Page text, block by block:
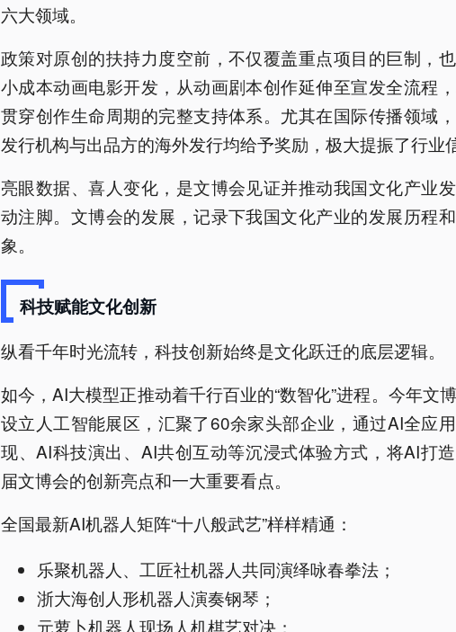
六大领域。
政策对原创的扶持力度空前，不仅覆盖重点项目的巨制，
小成本动画电影开发，从动画剧本创作延伸至宣发全流程
贯穿创作生命周期的完整支持体系。尤其在国际传播领域
发行机构与出品方的海外发行均给予奖励，极大提振了行业
亮眼数据、喜人变化，是文博会见证并推动我国文化产业
动注脚。文博会的发展，记录下我国文化产业的发展历程
象。
科技赋能文化创新
纵看千年时光流转，科技创新始终是文化跃迁的底层逻辑。
如今，AI大模型正推动着千行百业的“数智化”进程。今年文
设立人工智能展区，汇聚了60余家头部企业，通过AI全应
现、AI科技演出、AI共创互动等沉浸式体验方式，将AI打
届文博会的创新亮点和一大重要看点。
全国最新AI机器人矩阵“十八般武艺”样样精通：
乐聚机器人、工匠社机器人共同演绎咏春拳法；
浙大海创人形机器人演奏钢琴；
元萝卜机器人现场人机棋艺对决；